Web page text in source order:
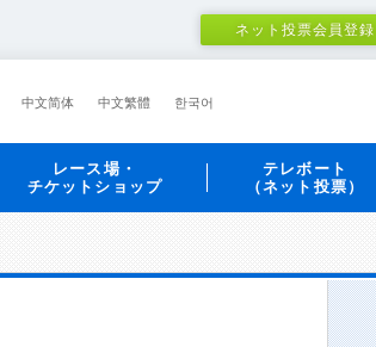
ネット投票会員登録
中文简体 中文繁體 한국어
レース場・
チケットショップ
テレボート
（ネット投票）